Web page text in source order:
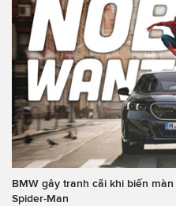
BMW gây tranh cãi khi biến
Spider-Man